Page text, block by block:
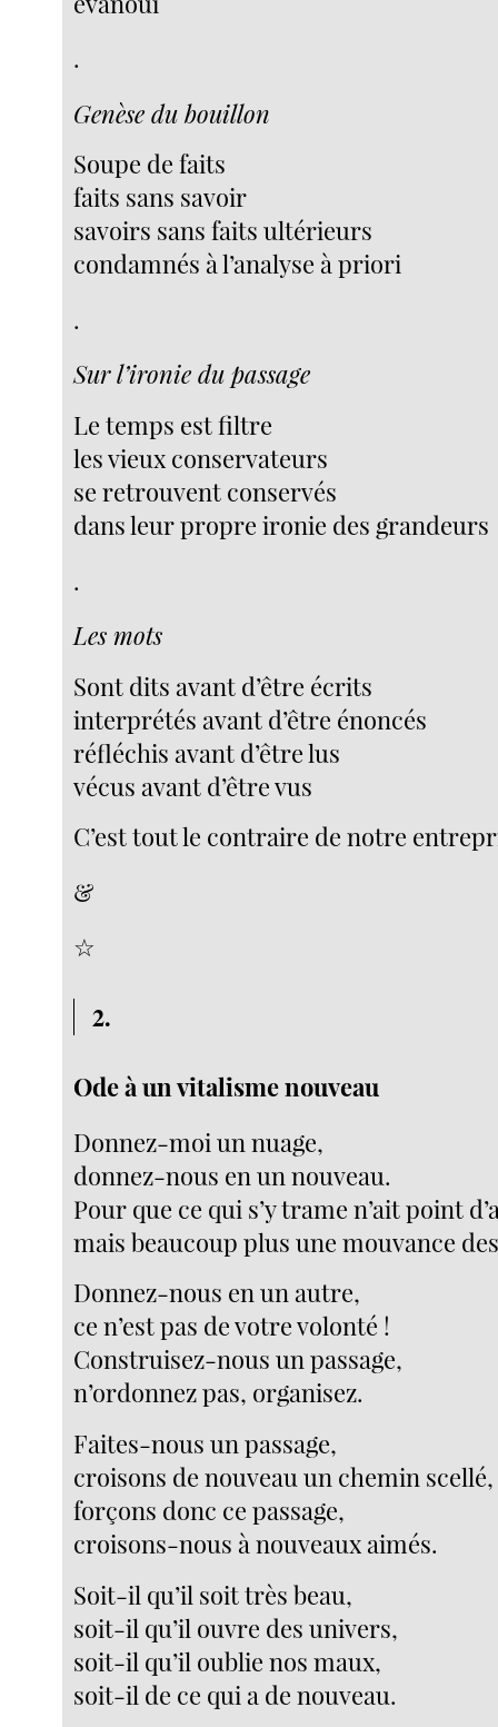
.
Genèse du bouillon
Soupe de faits
faits sans savoir
savoirs sans faits ultérieurs
condamnés à l’analyse à priori
.
Sur l’ironie du passage
Le temps est filtre
les vieux conservateurs
se retrouvent conservés
dans leur propre ironie des grandeurs
.
Les mots
Sont dits avant d’être écrits
interprétés avant d’être énoncés
réfléchis avant d’être lus
vécus avant d’être vus
C’est tout le contraire de notre
&
☆
2.
Ode à un vitalisme nouveau
Donnez-moi un nuage,
donnez-nous en un nouveau.
Pour que ce qui s’y trame n’ait point
mais beaucoup plus une mouvance
Donnez-nous en un autre,
ce n’est pas de votre volonté !
Construisez-nous un passage,
n’ordonnez pas, organisez.
Faites-nous un passage,
croisons de nouveau un chemin scellé,
forçons donc ce passage,
croisons-nous à nouveaux aimés.
Soit-il qu’il soit très beau,
soit-il qu’il ouvre des univers,
soit-il qu’il oublie nos maux,
soit-il de ce qui a de nouveau.